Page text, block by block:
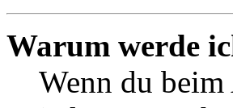
Warum werde
Wenn du